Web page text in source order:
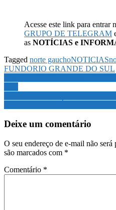
Acesse este link para entrar
GRUPO DE TELEGRAM
as NOTÍCIAS e
Tagged norte gauchoNOTICIAS
FUNDORIO GRANDE DO SUL
Navegação
de
Post
Deixe um comentário
O seu endereço de e-mail não será
são marcados com *
Comentário *